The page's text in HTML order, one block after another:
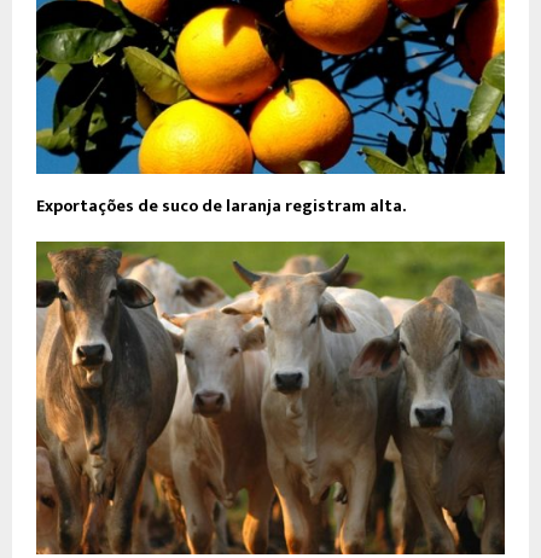
Exportações de suco de laranja registram alta.